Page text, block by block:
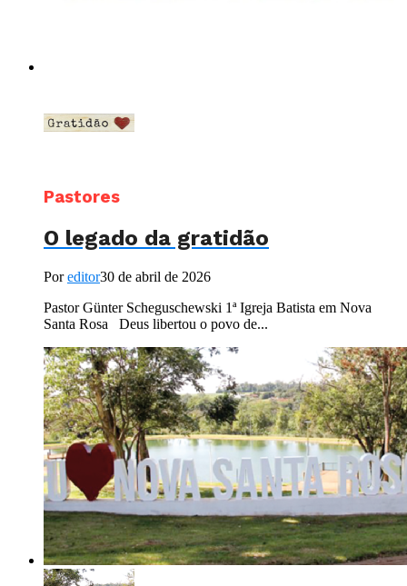
Pastores
O legado da gratidão
Poreditor30 de abril de 2026
Pastor Günter Scheguschewski 1ª Igreja Batista em Nova
Santa Rosa Deus libertou o povo de...